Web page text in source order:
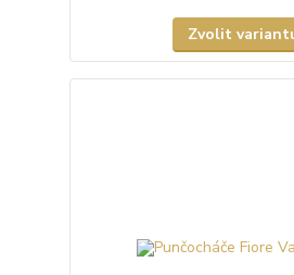
Zvolit